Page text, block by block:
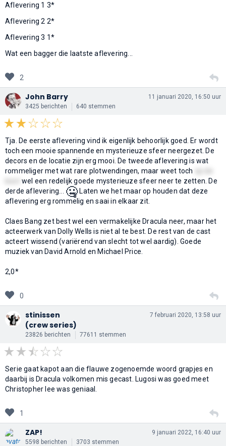
Aflevering 1 3*
Aflevering 2 2*
Aflevering 3 1*
Wat een bagger die laatste aflevering...
2
John Barry
3425 berichten 640 stemmen
11 januari 2020, 16:50 uur
Tja. De eerste aflevering vind ik eigenlijk behoorlijk goed. Er wordt
toch een mooie spannende en mysterieuze sfeer neergezet. De
decors en de locatie zijn erg mooi. De tweede aflevering is wat
rommeliger met wat rare plotwendingen, maar weet toch
wel een redelijk goede mysterieuze sfeer neer te zetten. De
derde aflevering... 🤐 Laten we het maar op houden dat deze
aflevering erg rommelig en saai in elkaar zit.
Claes Bang zet best wel een vermakelijke Dracula neer, maar het
acteerwerk van Dolly Wells is niet al te best. De rest van de cast
acteert wissend (variërend van slecht tot wel aardig). Goede
muziek van David Arnold en Michael Price.
2,0*
0
stinissen
(crew series)
23826 berichten 77611 stemmen
7 februari 2020, 13:58 uur
Serie gaat kapot aan die flauwe zogenoemde woord grapjes en
daarbij is Dracula volkomen mis gecast. Lugosi was goed meet
Christopher lee was geniaal.
1
ZAP!
5598 berichten 3703 stemmen
9 januari 2022, 16:40 uur